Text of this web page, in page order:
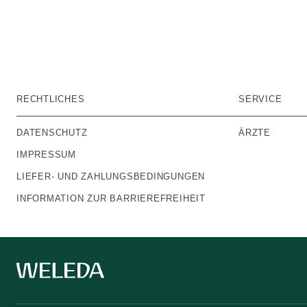
RECHTLICHES
DATENSCHUTZ
IMPRESSUM
LIEFER- UND ZAHLUNGSBEDINGUNGEN
INFORMATION ZUR BARRIEREFREIHEIT
SERVICE
ÄRZTE